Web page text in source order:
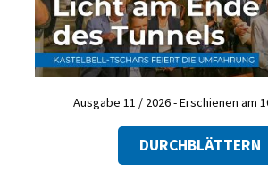
Ausgabe 11 / 2026 - Erschienen am
DURCHBLÄTTERN